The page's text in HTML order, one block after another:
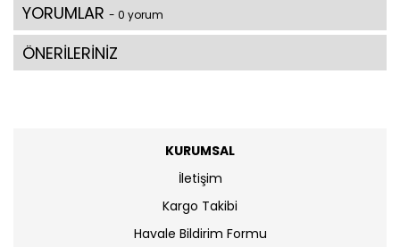
YORUMLAR - 0 yorum
ÖNERİLERİNİZ
KURUMSAL
İletişim
Kargo Takibi
Havale Bildirim Formu